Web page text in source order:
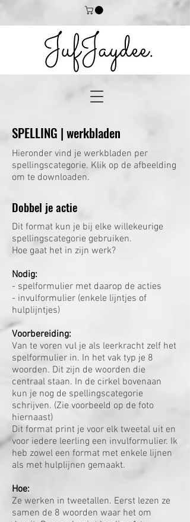
SPELLING | werkbladen
Hieronder vind je werkbladen per
spellingscategorie. Klik op de afbeelding
om te downloaden.
Dobbel je actie
Dit format kun je bij elke willekeurige
spellingscategorie gebruiken.
Hoe gaat het in zijn werk?
Nodig:
- spelformulier met daarop de acties
- invulformulier (enkele lijntjes of
hulplijntjes)
Voorbereiding:
Van te voren vul je als leerkracht zelf het
spelformulier in. In het vak typ je 8
woorden. Dit zijn de woorden die
centraal staan. In de cirkel bovenaan
kun je nog de spellingscategorie
schrijven. (Zie voorbeeld op de foto
hiernaast)
Dit format print je voor elk tweetal uit en
voor iedere leerling een invulformulier. Ik
heb zowel een format met enkele lijnen
als met hulplijnen gemaakt.
Hoe:
Ze werken in tweetallen. Eerst lezen ze
samen de 8 woorden waar het om